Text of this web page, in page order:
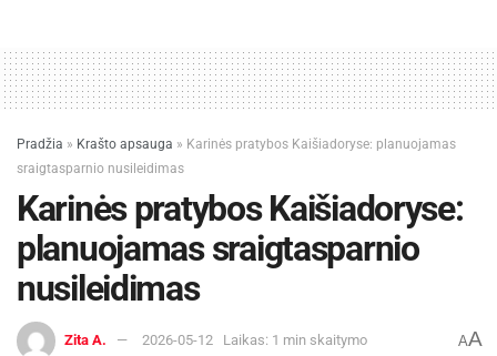
Pradžia » Krašto apsauga » Karinės pratybos Kaišiadoryse: planuojamas
sraigtasparnio nusileidimas
Karinės pratybos Kaišiadoryse:
planuojamas sraigtasparnio
nusileidimas
Zita A. 2026-05-12 Laikas: 1 min skaitymo AA